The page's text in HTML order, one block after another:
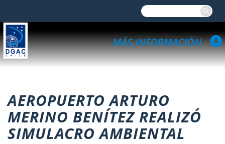
AEROPUERTO ARTURO
MERINO BENÍTEZ REALIZÓ
SIMULACRO AMBIENTAL